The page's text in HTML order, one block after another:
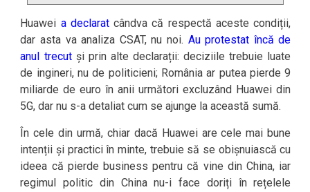
Huawei a declaratcândva că respectă aceste condiții,
dar asta va analiza CSAT, nu noi. Au protestat încă de
anul trecutși prin alte declarații: deciziile trebuie luate
de ingineri, nu de politicieni; România ar putea pierde 9
miliarde de euro în anii următori excluzând Huawei din
5G, dar nu s-a detaliat cum se ajunge la această sumă.
În cele din urmă, chiar dacă Huawei are cele mai bune
intenții și practici în minte, trebuie să se obișnuiască cu
ideea că pierde business pentru că vine din China, iar
regimul politic din China nu-i face doriți în rețelele